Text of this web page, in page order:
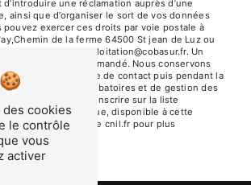
une réclamation auprès d’une
ainsi que d’organiser le sort de vos données
pouvez exercer ces droits par voie postale à
de la ferme 64500 St jean de Luz ou
à l'adresse exploitation@cobasur.fr. Un
pourra vous être demandé. Nous conservons
la période de prise de contact puis pendant la
légale aux fins probatoires et de gestion des
le droit de vous inscrire sur la liste
téléphonique, disponible à cette
. Consultez le site cnil.fr pour plus
droits.
cookies
le contrôle
vous
activer